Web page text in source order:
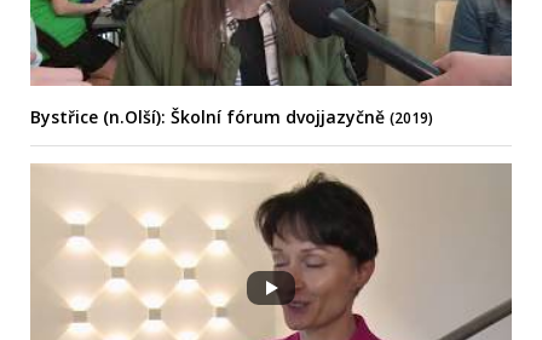
Bystřice (n.Olší): Školní fórum dvojjazyčně (2019)